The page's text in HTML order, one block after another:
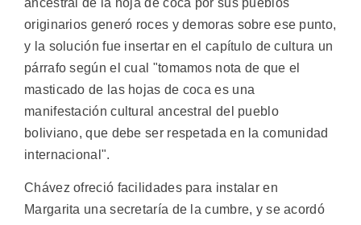
originarios generó roces y demoras sobre ese punto,
y la solución fue insertar en el capítulo de cultura un
párrafo según el cual "tomamos nota de que el
masticado de las hojas de coca es una
manifestación cultural ancestral del pueblo
boliviano, que debe ser respetada en la comunidad
internacional".
Chávez ofreció facilidades para instalar en
Margarita una secretaría de la cumbre, y se acordó